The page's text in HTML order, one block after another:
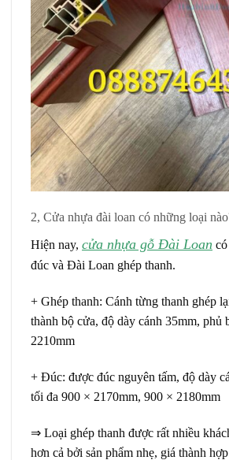
2, Cửa nhựa đài loan có những loại
Hiện nay, cửa nhựa gỗ Đài Loan
đúc và Đài Loan ghép thanh.
+ Ghép thanh: Cánh từng thanh ghép
thành bộ cửa, độ dày cánh 35mm, phủ
2210mm
+ Đúc: được đúc nguyên tấm, độ dày
tối đa 900 × 2170mm, 900 × 2180mm
⇒ Loại ghép thanh được rất nhiều
hơn cả bởi sản phẩm nhẹ, giá thành